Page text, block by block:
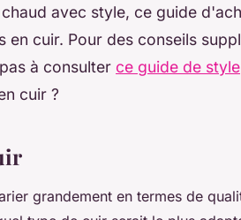
avec style, ce guide
en cuir. Pour des conseils
à consulter ce guide de style
cuir ?
grandement en termes de